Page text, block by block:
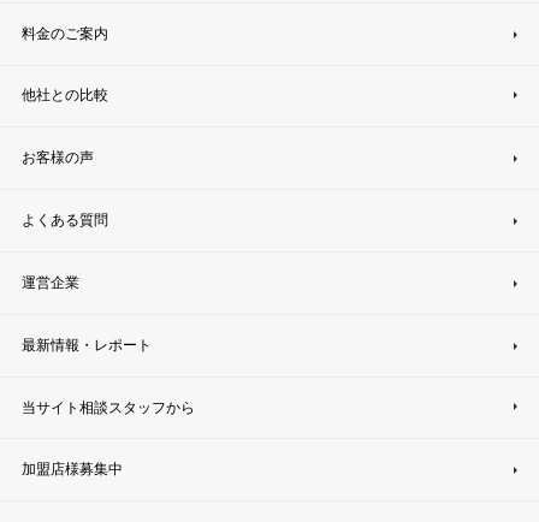
料金のご案内
他社との比較
お客様の声
よくある質問
運営企業
最新情報・レポート
当サイト相談スタッフから
加盟店様募集中